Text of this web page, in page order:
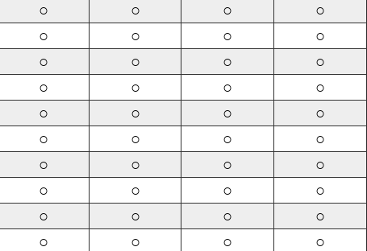
○ ○ ○ ○
○ ○ ○ ○
○ ○ ○ ○
○ ○ ○ ○
○ ○ ○ ○
○ ○ ○ ○
○ ○ ○ ○
○ ○ ○ ○
○ ○ ○ ○
○ ○ ○ ○